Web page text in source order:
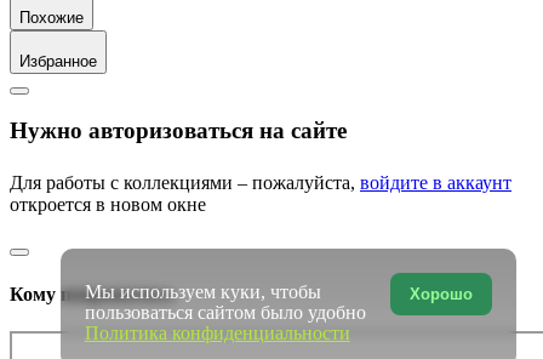
Похожие
Избранное
Нужно авторизоваться на сайте
Для работы с коллекциями – пожалуйста, войдите в аккаунт
откроется в новом окне
Кому понравилось Хорошо
Мы используем куки, чтобы
пользоваться сайтом было удобно
Политика конфиденциальности